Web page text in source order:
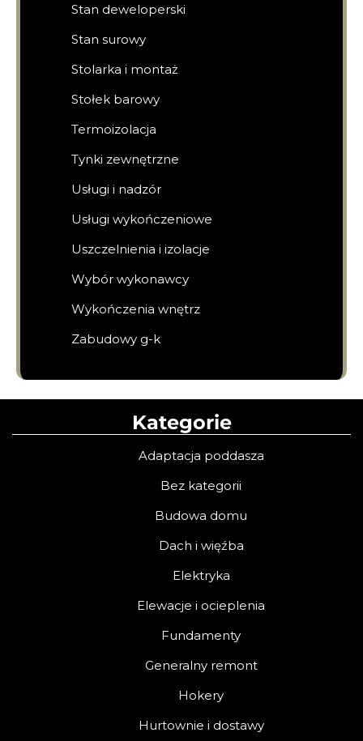
Stan deweloperski
Stan surowy
Stolarka i montaż
Stołek barowy
Termoizolacja
Tynki zewnętrzne
Usługi i nadzór
Usługi wykończeniowe
Uszczelnienia i izolacje
Wybór wykonawcy
Wykończenia wnętrz
Zabudowy g-k
Kategorie
Adaptacja poddasza
Bez kategorii
Budowa domu
Dach i więźba
Elektryka
Elewacje i ocieplenia
Fundamenty
Generalny remont
Hokery
Hurtownie i dostawy